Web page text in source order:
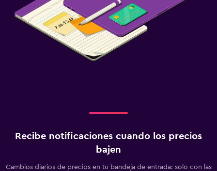
Recibe notificaciones cuando los precios
bajen
Cambios diarios de precios en tu bandeja de entrada: solo con las